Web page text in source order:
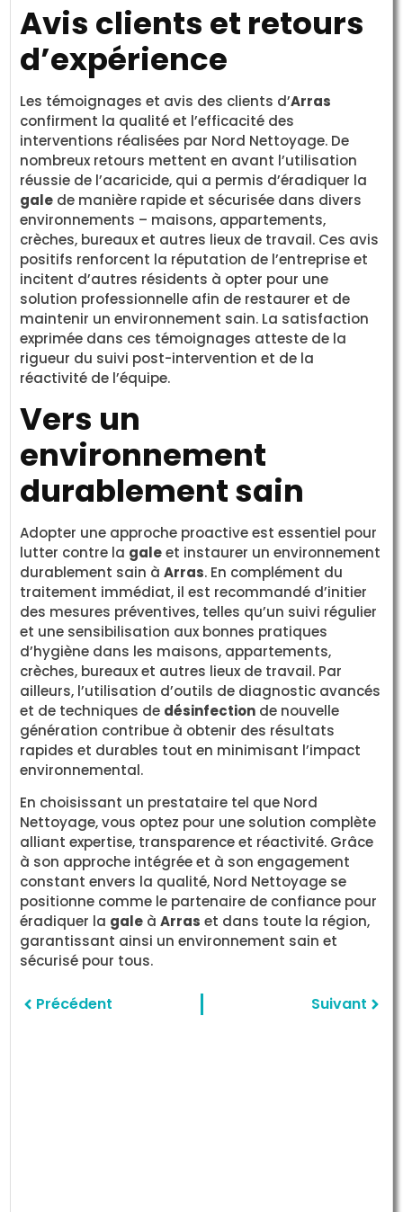
Avis clients et retours
d’expérience
Les témoignages et avis des clients d’Arras
confirment la qualité et l’efficacité des
interventions réalisées par Nord Nettoyage. De
nombreux retours mettent en avant l’utilisation
réussie de l’acaricide, qui a permis d’éradiquer la
gale de manière rapide et sécurisée dans divers
environnements – maisons, appartements,
crèches, bureaux et autres lieux de travail. Ces avis
positifs renforcent la réputation de l’entreprise et
incitent d’autres résidents à opter pour une
solution professionnelle afin de restaurer et de
maintenir un environnement sain. La satisfaction
exprimée dans ces témoignages atteste de la
rigueur du suivi post-intervention et de la
réactivité de l’équipe.
Vers un
environnement
durablement sain
Adopter une approche proactive est essentiel pour
lutter contre la galeet instaurer un environnement
durablement sain àArras. En complément du
traitement immédiat, il est recommandé d’initier
des mesures préventives, telles qu’un suivi régulier
et une sensibilisation aux bonnes pratiques
d’hygiène dans les maisons, appartements,
crèches, bureaux et autres lieux de travail. Par
ailleurs, l’utilisation d’outils de diagnostic avancés
et de techniques de désinfection de nouvelle
génération contribue à obtenir des résultats
rapides et durables tout en minimisant l’impact
environnemental.
En choisissant un prestataire tel que Nord
Nettoyage, vous optez pour une solution complète
alliant expertise, transparence et réactivité. Grâce
à son approche intégrée et à son engagement
constant envers la qualité, Nord Nettoyage se
positionne comme le partenaire de confiance pour
éradiquer la gale àArras et dans toute la région,
garantissant ainsi un environnement sain et
sécurisé pour tous.
Précédent Suivant